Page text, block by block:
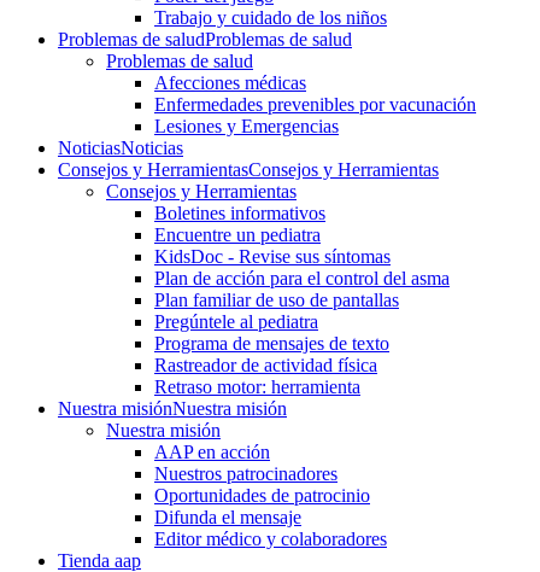
Trabajo y cuidado de los niños
Problemas de saludProblemas de salud
Problemas de salud
Afecciones médicas
Enfermedades prevenibles por vacunación
Lesiones y Emergencias
NoticiasNoticias
Consejos y HerramientasConsejos y Herramientas
Consejos y Herramientas
Boletines informativos
Encuentre un pediatra
KidsDoc - Revise sus síntomas
Plan de acción para el control del asma
Plan familiar de uso de pantallas
Pregúntele al pediatra
Programa de mensajes de texto
Rastre​​ador de activida​d física
Retraso motor: herramienta
Nuestra misiónNuestra misión
Nuestra misión
AAP en acción
Nuestros patrocinadores
Oportunidades de patrocinio
Difunda el mensaje
Editor médico y colaboradores
Tienda aap